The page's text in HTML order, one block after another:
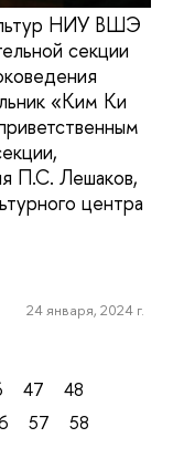
НИУ ВШЭ
секции
«Ким Ки
П.С. Лешаков,
центра
24 января, 2024 г.
47
48
57
58